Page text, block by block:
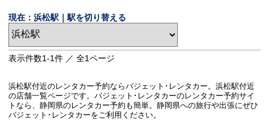
現在：浜松駅｜駅を切り替える
表示件数1-1件 ／ 全1ページ
浜松駅付近のレンタカー予約ならバジェット･レンタカー。浜松駅付近
の店舗一覧ページです。バジェット･レンタカーのレンタカー予約サイ
トなら、静岡県のレンタカー予約も簡単。静岡県への旅行や出張にぜひ
バジェット･レンタカーをご利用ください。